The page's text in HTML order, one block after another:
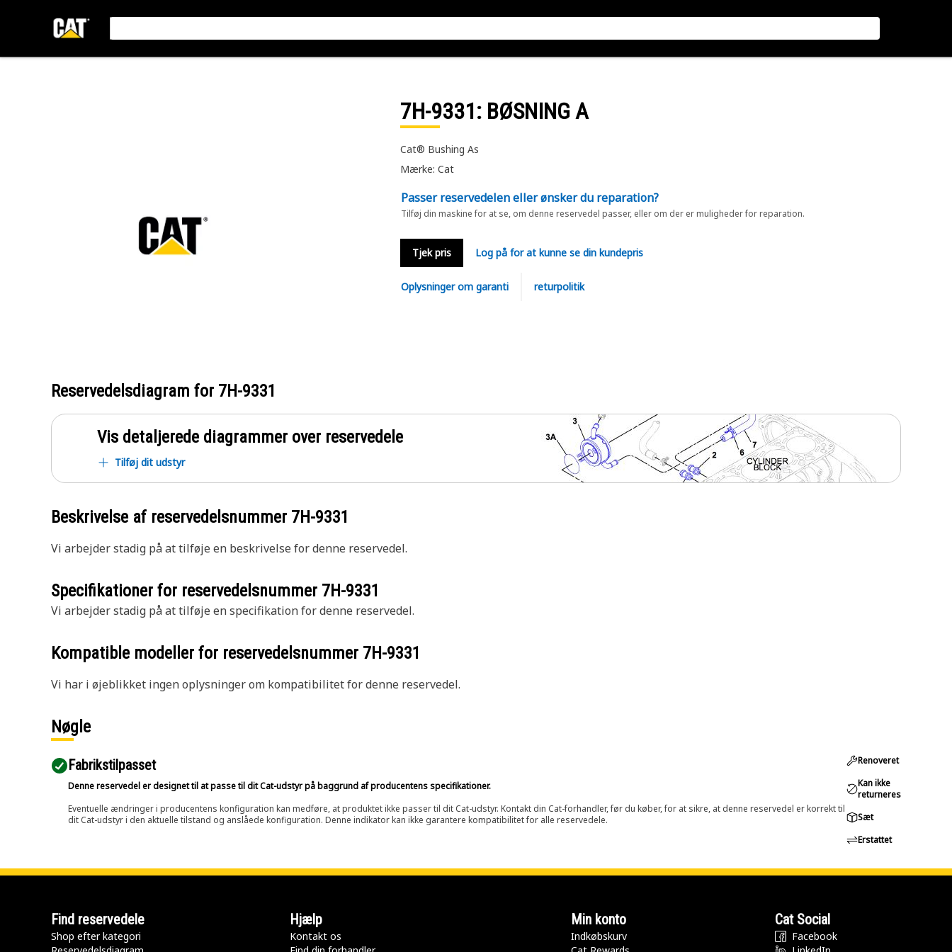
7H-9331: BØSNING A
Cat® Bushing As
Mærke: Cat
Passer reservedelen eller ønsker du reparation?
Tilføj din maskine for at se, om denne reservedel passer, eller om der er muligheder for reparation.
Tjek pris Log på for at kunne se din kundepris
Oplysninger om garanti returpolitik
Reservedelsdiagram for 7H-9331
Vis detaljerede diagrammer over reservedele
Tilføj dit udstyr
Beskrivelse af reservedelsnummer 7H-9331
Vi arbejder stadig på at tilføje en beskrivelse for denne reservedel.
Specifikationer for reservedelsnummer 7H-9331
Vi arbejder stadig på at tilføje en specifikation for denne reservedel.
Kompatible modeller for reservedelsnummer 7H-9331
Vi har i øjeblikket ingen oplysninger om kompatibilitet for denne reservedel.
Nøgle
Fabrikstilpasset
Denne reservedel er designet til at passe til dit Cat-udstyr på baggrund af producentens specifikationer.
Eventuelle ændringer i producentens konfiguration kan medføre, at produktet ikke passer til dit Cat-udstyr. Kontakt din Cat-forhandler, før du køber, for at sikre, at denne reservedel er korrekt til
dit Cat-udstyr i den aktuelle tilstand og anslåede konfiguration. Denne indikator kan ikke garantere kompatibilitet for alle reservedele.
Renoveret
Kan ikke
returneres
Sæt
Erstattet
Find reservedele
Shop efter kategori
Hjælp
Kontakt os
Min konto
Indkøbskurv
Cat Social
Facebook